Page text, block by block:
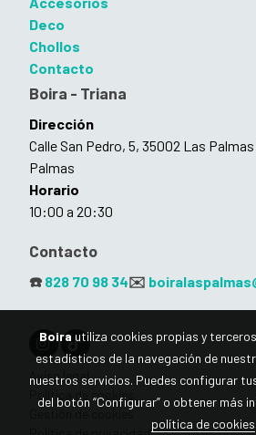
Deco
Chollos
Contacto
Boira - Triana
Dirección
Calle San Pedro, 5, 35002 Las
Palmas
Horario
10:00 a 20:30
Contacto
☎️ 828 70 98 34✉️
Aviso legal
Política de cookies
Gestión de cookies
Boira utiliza cookies propias y
estadísticos de la navegación de
nuestros servicios. Puedes configurar
del botón “Configurar” o obtener más
política de cookies